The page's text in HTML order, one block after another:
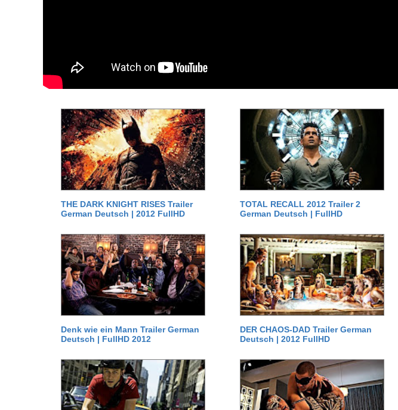
THE DARK KNIGHT RISES Trailer
German Deutsch | 2012 FullHD
TOTAL RECALL 2012 Trailer 2
German Deutsch | FullHD
Denk wie ein Mann Trailer German
Deutsch | FullHD 2012
DER CHAOS-DAD Trailer German
Deutsch | 2012 FullHD